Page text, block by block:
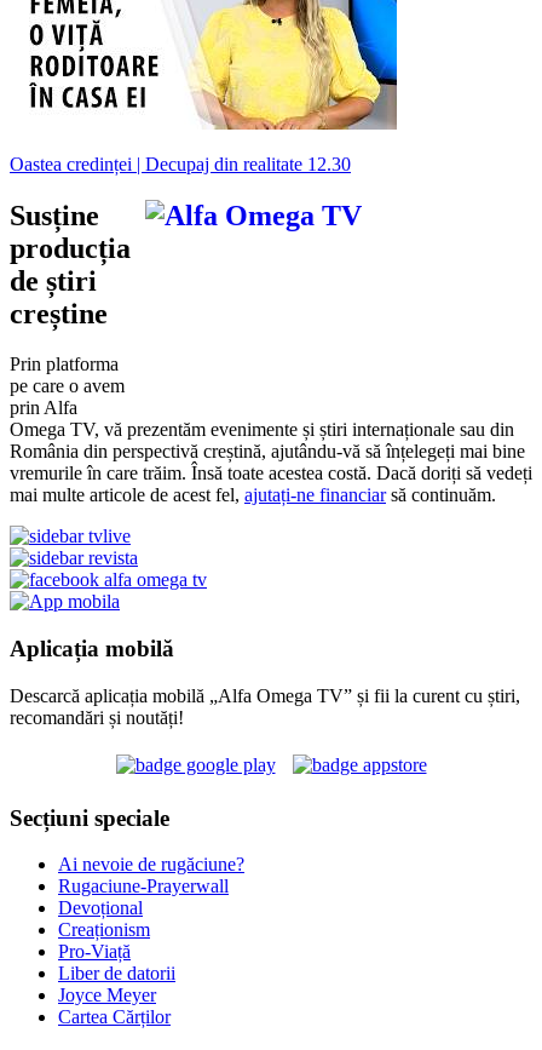
Oastea credinței | Decupaj din realitate 12.30
Susține
producția
de știri
creștine
Prin platforma
pe care o avem
prin Alfa
Omega TV, vă prezentăm evenimente și știri internaționale sau din
România din perspectivă creștină, ajutându-vă să înțelegeți mai bine
vremurile în care trăim. Însă toate acestea costă. Dacă doriți să vedeți
mai multe articole de acest fel, ajutați-ne financiarsă continuăm.
Aplicația mobilă
Descarcă aplicația mobilă „Alfa Omega TV” și fii la curent cu știri,
recomandări și noutăți!
Secțiuni speciale
Ai nevoie de rugăciune?
Rugaciune-Prayerwall
Devoțional
Creaționism
Pro-Viață
Liber de datorii
Joyce Meyer
Cartea Cărților